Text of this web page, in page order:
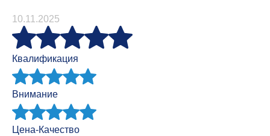
10.11.2025
Квалификация
Внимание
Цена-Качество